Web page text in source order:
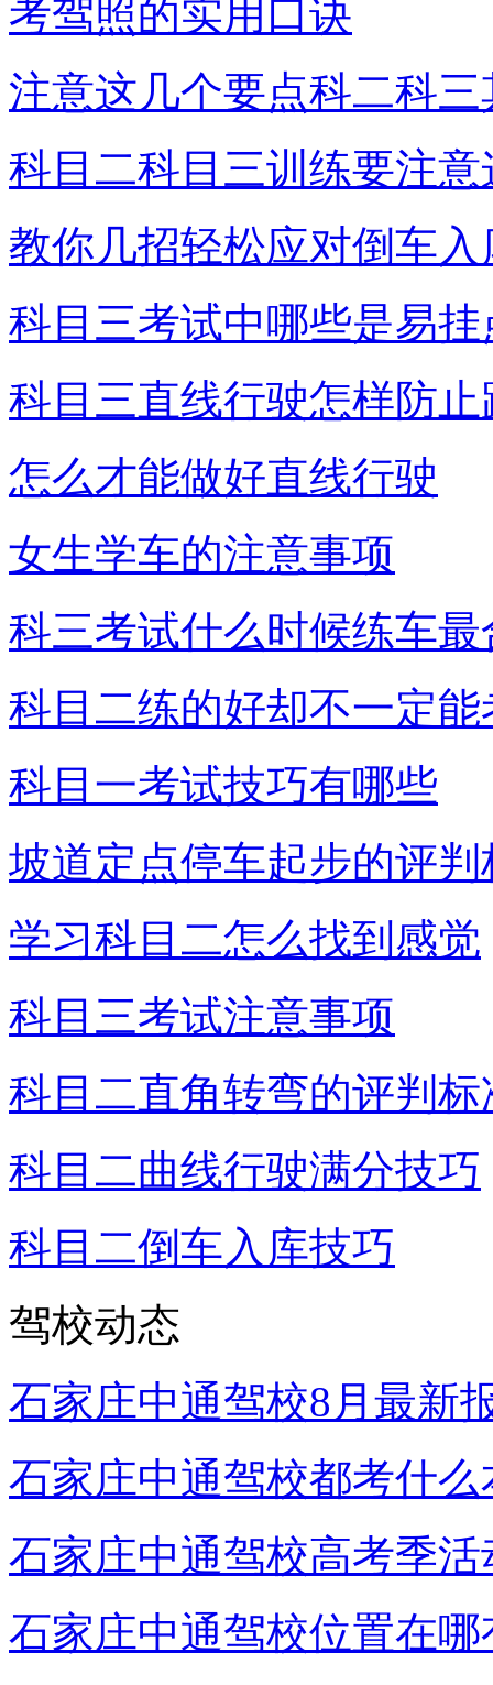
考驾照的实用口诀
注意这几个要点科二科
科目二科目三训练要注意
教你几招轻松应对倒车入
科目三考试中哪些是易挂
科目三直线行驶怎样防止
怎么才能做好直线行驶
女生学车的注意事项
科三考试什么时候练车最
科目二练的好却不一定能
科目一考试技巧有哪些
坡道定点停车起步的评
学习科目二怎么找到感觉
科目三考试注意事项
科目二直角转弯的评判
科目二曲线行驶满分技巧
科目二倒车入库技巧
驾校动态
石家庄中通驾校8月最新
石家庄中通驾校都考什么
石家庄中通驾校高考季
石家庄中通驾校位置在